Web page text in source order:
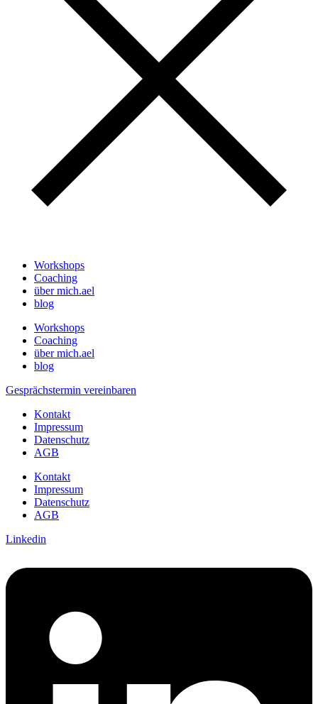
Workshops
Coaching
über mich.ael
blog
Workshops
Coaching
über mich.ael
blog
Gesprächstermin vereinbaren
Kontakt
Impressum
Datenschutz
AGB
Kontakt
Impressum
Datenschutz
AGB
Linkedin